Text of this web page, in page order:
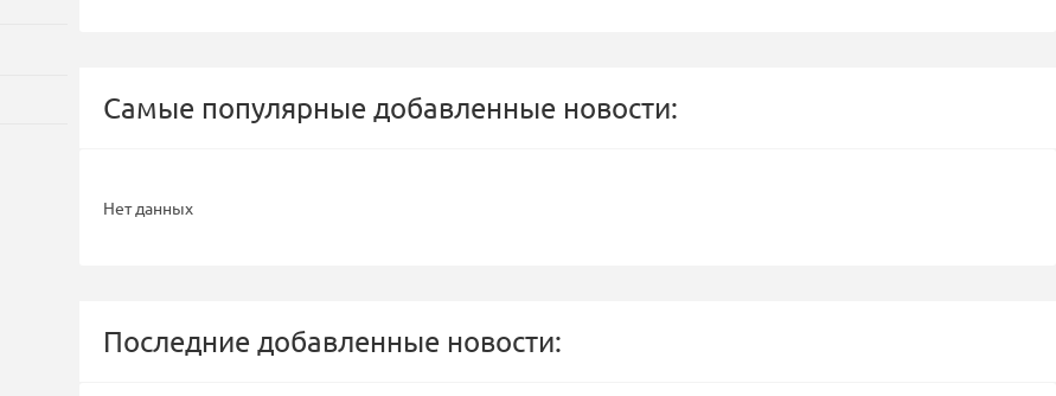
Самые популярные добавленные новости:
Нет данных
Последние добавленные новости: